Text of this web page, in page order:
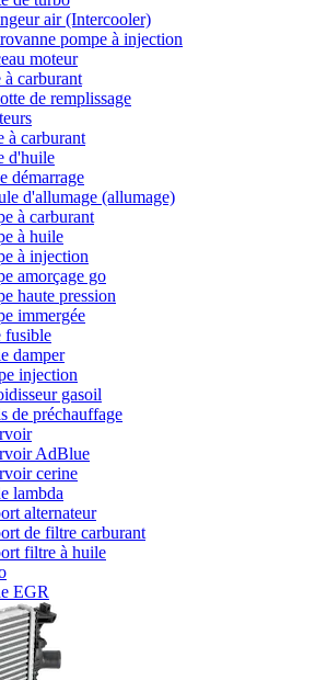
air (Intercooler)
pompe à injection
moteur
à carburant
de remplissage
à carburant
d'huile
démarrage
d'allumage (allumage)
à carburant
à huile
à injection
amorçage go
haute pression
immergée
fusible
damper
injection
gasoil
de préchauffage
AdBlue
cerine
lambda
alternateur
de filtre carburant
filtre à huile
EGR